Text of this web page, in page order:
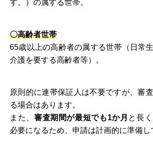
す。）の属する世帯。
〇高齢者世帯
65歳以上の高齢者の属する世帯（日常
介護を要する高齢者等）。
原則的に連帯保証人は不要ですが、審
る場合はあります。
また、 審査期間が最短でも1か月 と長
必要になるため、申請は計画的に準備し